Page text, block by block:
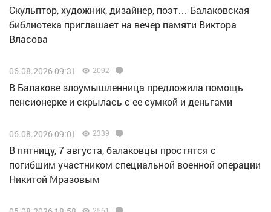
Скульптор, художник, дизайнер, поэт… Балаковская
библиотека приглашает на вечер памяти Виктора
Власова
06.08.2026 09:31 2092
В Балакове злоумышленница предложила помощь
пенсионерке и скрылась с ее сумкой и деньгами
06.08.2026 09:01 2339
В пятницу, 7 августа, балаковцы простятся с
погибшим участником специальной военной операции
Никитой Мразовым